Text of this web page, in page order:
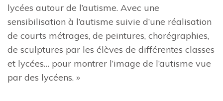
lycées autour de l’autisme. Avec une
sensibilisation à l’autisme suivie d’une réalisation
de courts métrages, de peintures, chorégraphies,
de sculptures par les élèves de différentes classes
et lycées… pour montrer l’image de l’autisme vue
par des lycéens. »